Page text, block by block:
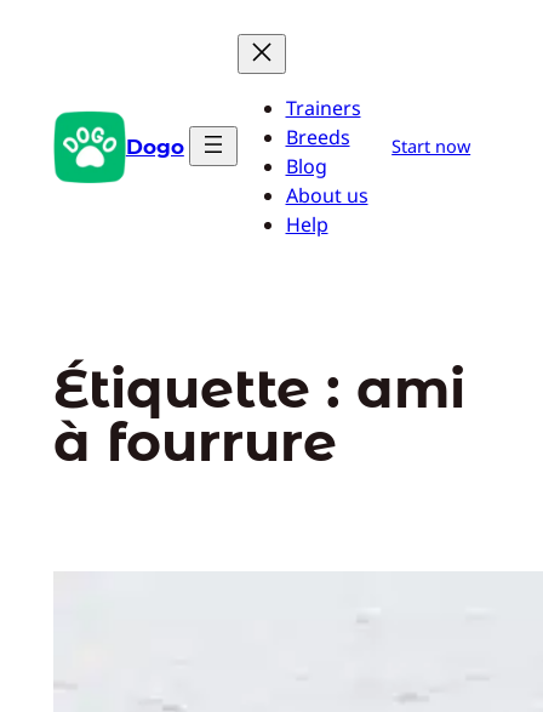
Dogo
Trainers
Breeds
Blog
About us
Help
Start now
Étiquette : ami
à fourrure